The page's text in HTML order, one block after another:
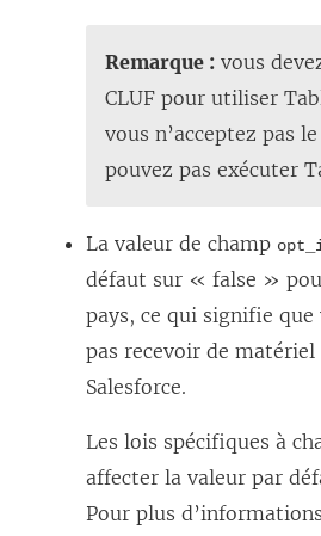
Remarque : vous
CLUF pour utiliser
vous n’acceptez pas
pouvez pas exécuter
La valeur de champ
défaut sur « false »
pays, ce qui signifie que
pas recevoir de
Salesforce.
Les lois spécifiques à
affecter la valeur par
Pour plus